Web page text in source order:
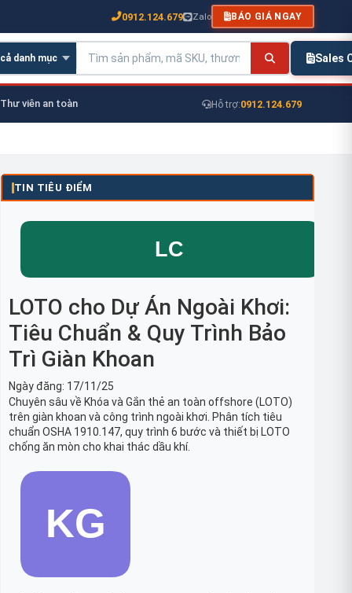
0912.124.679 Zalo BÁO GIÁ NGAY
Sales
Thư viên an toàn Hỗ trợ:0912.124.679
TIN TIÊU ĐIỂM
LOTO cho Dự Án Ngoài Khơi:
Tiêu Chuẩn & Quy Trình Bảo
Trì Giàn Khoan
Ngày đăng: 17/11/25
Chuyên sâu về Khóa và Gắn thẻ an toàn offshore (LOTO)
trên giàn khoan và công trình ngoài khơi. Phân tích tiêu
chuẩn OSHA 1910.147, quy trình 6 bước và thiết bị LOTO
chống ăn mòn cho khai thác dầu khí.